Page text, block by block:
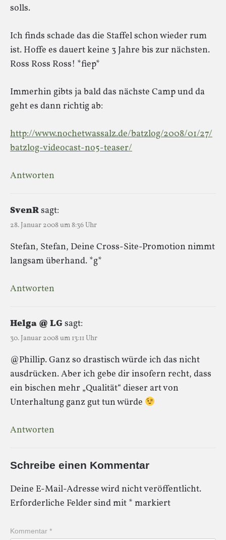
solls.
Ich finds schade das die Staffel schon wieder rum
ist. Hoffe es dauert keine 3 Jahre bis zur nächsten.
Ross Ross Ross! *fiep*
Immerhin gibts ja bald das nächste Camp und da
geht es dann richtig ab:
http://www.nochetwassalz.de/batzlog/2008/01/27/
batzlog-videocast-no5-teaser/
Antworten
SvenRsagt:
28. Januar 2008 um 8:36 Uhr
Stefan, Stefan, Deine Cross-Site-Promotion nimmt
langsam überhand. *g*
Antworten
Helga @ LG sagt:
30. Januar 2008 um 13:11 Uhr
@Phillip. Ganz so drastisch würde ich das nicht
ausdrücken. Aber ich gebe dir insofern recht, dass
ein bischen mehr „Qualität“ dieser art von
Unterhaltung ganz gut tun würde
Antworten
Schreibe einen Kommentar
Deine E-Mail-Adresse wird nicht veröffentlicht.
Erforderliche Felder sind mit * markiert
Kommentar *